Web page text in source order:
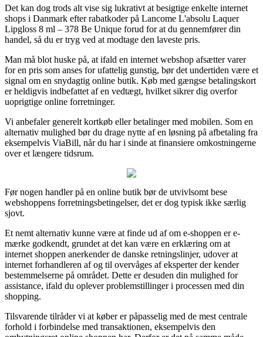
Det kan dog trods alt vise sig lukrativt at besigtige enkelte internet
shops i Danmark efter rabatkoder på Lancome L'absolu Laquer
Lipgloss 8 ml – 378 Be Unique forud for at du gennemfører din
handel, så du er tryg ved at modtage den laveste pris.
Man må blot huske på, at ifald en internet webshop afsætter varer
for en pris som anses for ufattelig gunstig, bør det undertiden være et
signal om en snydagtig online butik. Køb med gængse betalingskort
er heldigvis indbefattet af en vedtægt, hvilket sikrer dig overfor
uoprigtige online forretninger.
Vi anbefaler generelt kortkøb eller betalinger med mobilen. Som en
alternativ mulighed bør du drage nytte af en løsning på afbetaling fra
eksempelvis ViaBill, når du har i sinde at finansiere omkostningerne
over et længere tidsrum.
Før nogen handler på en online butik bør de utvivlsomt bese
webshoppens forretningsbetingelser, det er dog typisk ikke særlig
sjovt.
Et nemt alternativ kunne være at finde ud af om e-shoppen er e-
mærke godkendt, grundet at det kan være en erklæring om at
internet shoppen anerkender de danske retningslinjer, udover at
internet forhandleren af og til overvåges af eksperter der kender
bestemmelserne på området. Dette er desuden din mulighed for
assistance, ifald du oplever problemstillinger i processen med din
shopping.
Tilsvarende tilråder vi at køber er påpasselig med de mest centrale
forhold i forbindelse med transaktionen, eksempelvis den